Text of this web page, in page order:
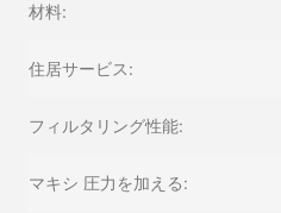
材料:
住居サービス:
フィルタリング性能:
マキシ 圧力を加える: